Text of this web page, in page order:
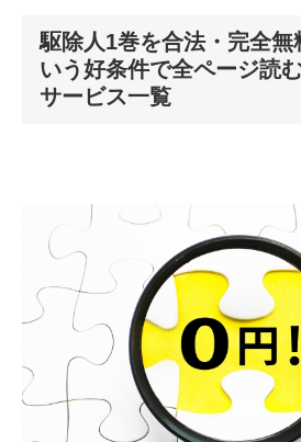
駆除人1巻を合法・完全無
いう好条件で全ページ読
サービス一覧